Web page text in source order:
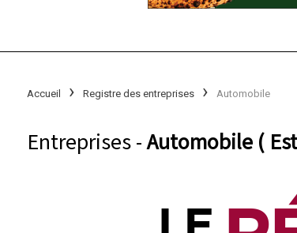
Accueil Registre des entreprises Automobile
Entreprises -Automobile (